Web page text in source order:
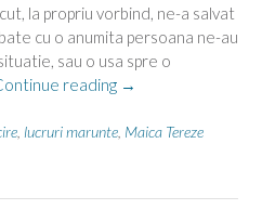
la propriu vorbind, ne-a salvat
cu o anumita persoana ne-au
sau o usa spre o
reading
“Lucruri
si
→
lucruri marunte Maica Tereze